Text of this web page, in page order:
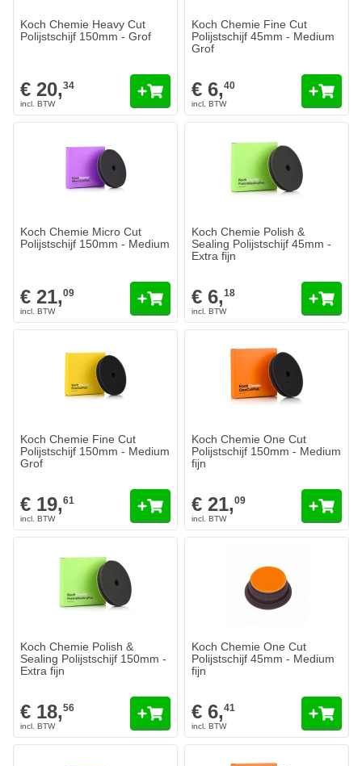
Koch Chemie Heavy Cut
Polijstschijf 150mm - Grof
€ 20,34
Koch Chemie Fine Cut
Polijstschijf 45mm - Medium
Grof
€ 6,40
Koch Chemie Micro Cut
Polijstschijf 150mm - Medium
€ 21,09
Koch Chemie Polish &
Sealing Polijstschijf 45mm -
Extra fijn
€ 6,18
Koch Chemie Fine Cut
Polijstschijf 150mm - Medium
Grof
€ 19,61
Koch Chemie One Cut
Polijstschijf 150mm - Medium
fijn
€ 21,09
Koch Chemie Polish &
Sealing Polijstschijf 150mm -
Extra fijn
€ 18,56
Koch Chemie One Cut
Polijstschijf 45mm - Medium
fijn
€ 6,41